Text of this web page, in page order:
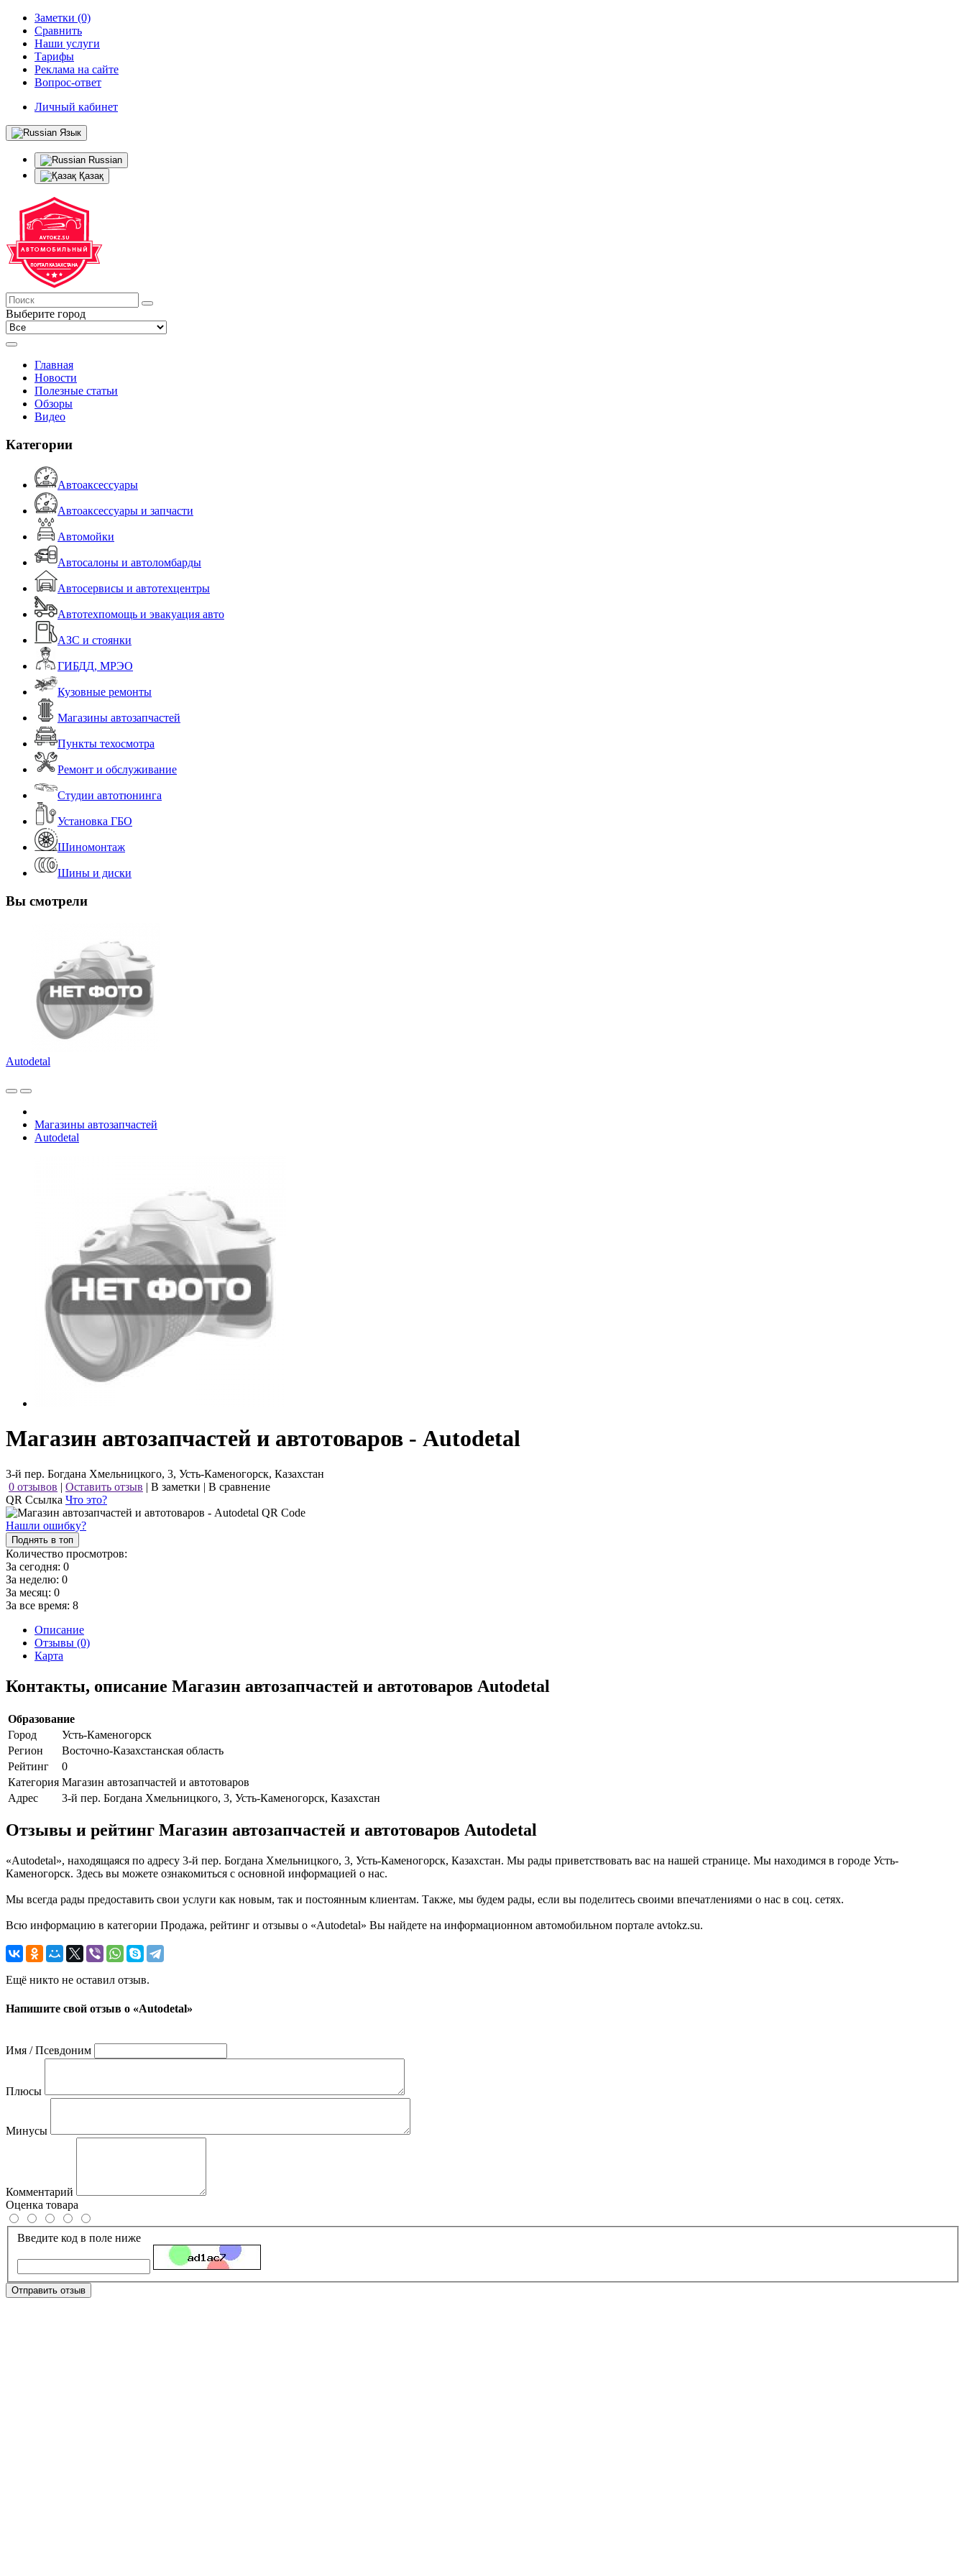
Заметки (0)
Сравнить
Наши услуги
Тарифы
Реклама на сайте
Вопрос-ответ
Личный кабинет
Язык
Russian
Қазақ
Выберите город
Главная
Новости
Полезные статьи
Обзоры
Видео
Категории
Автоаксессуары
Автоаксессуары и запчасти
Автомойки
Автосалоны и автоломбарды
Автосервисы и автотехцентры
Автотехпомощь и эвакуация авто
АЗС и стоянки
ГИБДД, МРЭО
Кузовные ремонты
Магазины автозапчастей
Пункты техосмотра
Ремонт и обслуживание
Студии автотюнинга
Установка ГБО
Шиномонтаж
Шины и диски
Вы смотрели
Autodetal
Магазины автозапчастей
Autodetal
Магазин автозапчастей и автотоваров - Autodetal
3-й пер. Богдана Хмельницкого, 3, Усть-Каменогорск, Казахстан
0 отзывов | Оставить отзыв | В заметки | В сравнение
QR Ссылка Что это?
Нашли ошибку?
Поднять в топ
Количество просмотров:
За сегодня: 0
За неделю: 0
За месяц: 0
За все время: 8
Описание
Отзывы (0)
Карта
Контакты, описание Магазин автозапчастей и автотоваров Autodetal
Образование
Город
Усть-Каменогорск
Регион
Восточно-Казахстанская область
Рейтинг
0
Категория Магазин автозапчастей и автотоваров
Адрес
3-й пер. Богдана Хмельницкого, 3, Усть-Каменогорск, Казахстан
Отзывы и рейтинг Магазин автозапчастей и автотоваров Autodetal
«Autodetal», находящаяся по адресу 3-й пер. Богдана Хмельницкого, 3, Усть-Каменогорск, Казахстан. Мы рады приветствовать вас на нашей странице. Мы находимся в городе Усть-
Каменогорск. Здесь вы можете ознакомиться с основной информацией о нас.
Мы всегда рады предоставить свои услуги как новым, так и постоянным клиентам. Также, мы будем рады, если вы поделитесь своими впечатлениями о нас в соц. сетях.
Всю информацию в категории Продажа, рейтинг и отзывы о «Autodetal» Вы найдете на информационном автомобильном портале avtokz.su.
Ещё никто не оставил отзыв.
Напишите свой отзыв о «Autodetal»
Имя / Псевдоним
Плюсы
Минусы
Комментарий
Оценка товара
Введите код в поле ниже
Отправить отзыв